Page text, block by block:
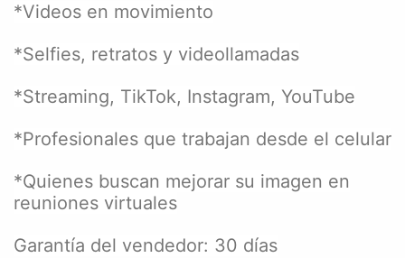
*Videos en movimiento
*Selfies, retratos y videollamadas
*Streaming, TikTok, Instagram, YouTube
*Profesionales que trabajan desde el celular
*Quienes buscan mejorar su imagen en
reuniones virtuales
Garantía del vendedor: 30 días